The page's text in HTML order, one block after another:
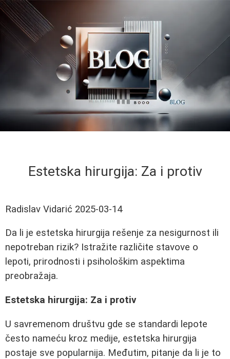
Estetska hirurgija: Za i protiv
Radislav Vidarić 2025-03-14
Da li je estetska hirurgija rešenje za nesigurnost ili
nepotreban rizik? Istražite različite stavove o
lepoti, prirodnosti i psihološkim aspektima
preobražaja.
Estetska hirurgija: Za i protiv
U savremenom društvu gde se standardi lepote
često nameću kroz medije, estetska hirurgija
postaje sve popularnija. Međutim, pitanje da li je to